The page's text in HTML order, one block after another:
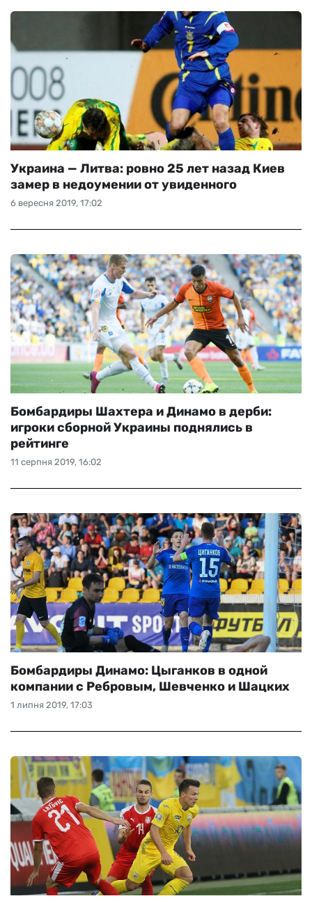
6 вересня 2019, 17:02
Украина — Литва: ровно 25 лет назад Киев
замер в недоумении от увиденного
11 серпня 2019, 16:02
Бомбардиры Шахтера и Динамо в дерби:
игроки сборной Украины поднялись в
рейтинге
1 липня 2019, 17:03
Бомбардиры Динамо: Цыганков в одной
компании с Ребровым, Шевченко и Шацких